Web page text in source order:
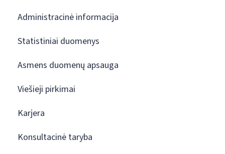
Administracinė informacija
Statistiniai duomenys
Asmens duomenų apsauga
Viešieji pirkimai
Karjera
Konsultacinė taryba